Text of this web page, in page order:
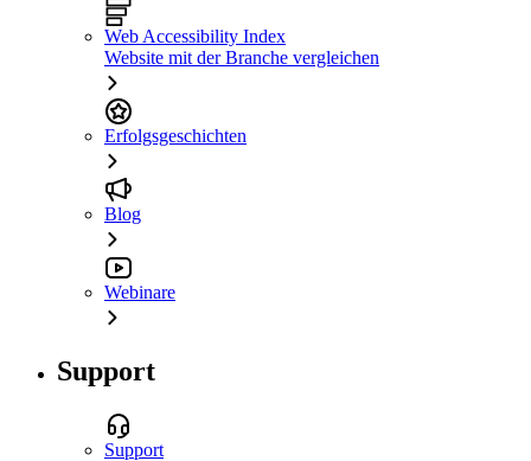
Web Accessibility Index
Website mit der Branche vergleichen
Erfolgsgeschichten
Blog
Webinare
Support
Support